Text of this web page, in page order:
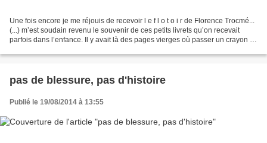
Une fois encore je me réjouis de recevoir l e f l o t o i r de Florence Trocmé...
(...) m’est soudain revenu le souvenir de ces petits livrets qu’on recevait
parfois dans l’enfance. Il y avait là des pages vierges où passer un crayon à
pas de blessure, pas d'histoire
Publié le 19/08/2014 à 13:55